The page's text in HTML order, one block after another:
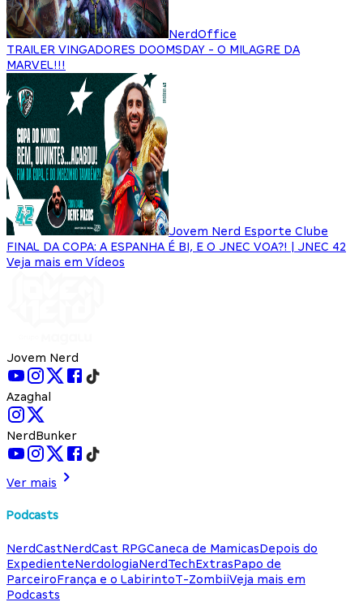
NerdOffice
TRAILER VINGADORES DOOMSDAY - O MILAGRE DA
MARVEL!!!
Jovem Nerd Esporte Clube
FINAL DA COPA: A ESPANHA É BI, E O JNEC VOA?! | JNEC 42
Veja mais em Vídeos
Jovem Nerd
Azaghal
NerdBunker
Ver mais
Podcasts
NerdCastNerdCast RPGCaneca de MamicasDepois do
ExpedienteNerdologiaNerdTechExtrasPapo de
ParceiroFrança e o LabirintoT-ZombiiVeja mais em
Podcasts